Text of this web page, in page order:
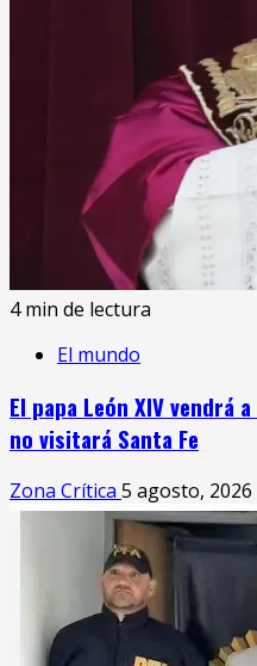
4 min de lectura
El mundo
El papa León XIV vendrá
no visitará Santa Fe
Zona Crítica 5 agosto, 2026